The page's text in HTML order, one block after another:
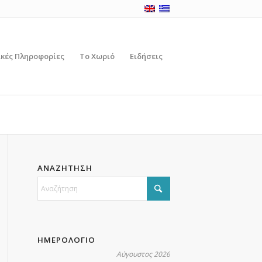
Πληροφορίες Το Χωριό Ειδήσεις
ΑΝΑΖΗΤΗΣΗ
ΗΜΕΡΟΛΟΓΙΟ
Αύγουστος 2026